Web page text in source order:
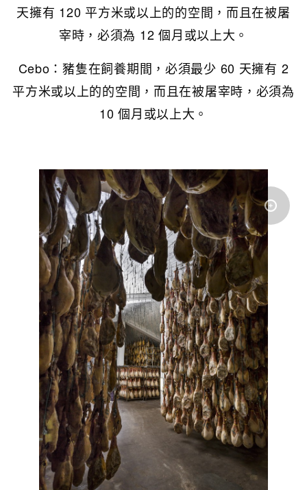
天擁有 120 平方米或以上的的空間，而且在被屠
宰時，必須為 12 個月或以上大。
Cebo：豬隻在飼養期間，必須最少 60 天擁有 2
平方米或以上的的空間，而且在被屠宰時，必須為
10 個月或以上大。